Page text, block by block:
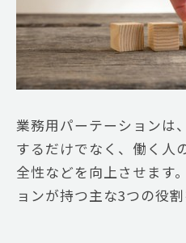
業務用パーテーションは
するだけでなく、働く人
全性などを向上させます
ョンが持つ主な3つの役